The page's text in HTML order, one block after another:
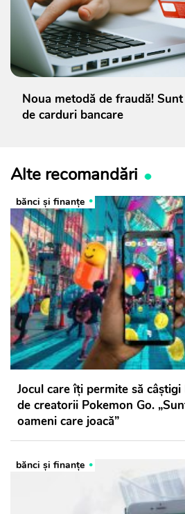
Noua metodă de fraudă!
de carduri bancare
Alte recomandări
bănci şi finanţe
Jocul care îți permite să
de creatorii Pokemon Go.
oameni care joacă”
bănci şi finanţe